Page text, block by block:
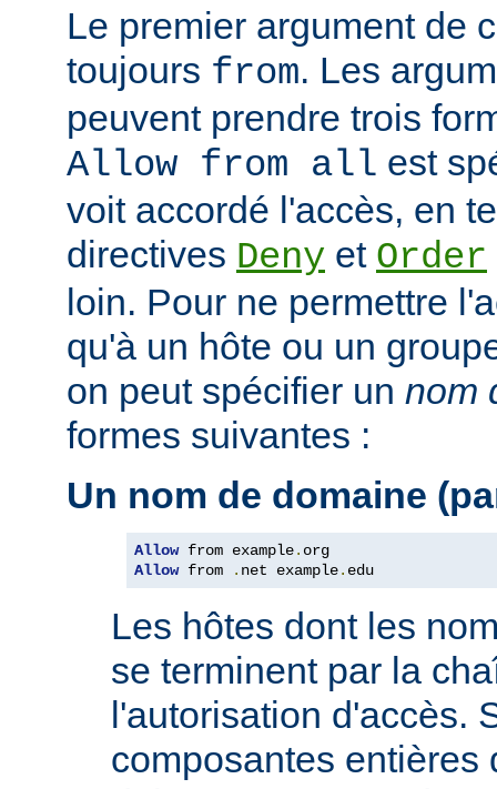
Le premier argument de
toujours from. Les
peuvent prendre trois
Allow from all est
voit accordé l'accès, en
directives Deny et Order
loin. Pour ne permettre
qu'à un hôte ou un
on peut spécifier un nom
formes suivantes :
Un nom de domaine
Allow from example.
Allow from . net example. edu
Les hôtes dont les
se terminent par la
l'autorisation d'accès.
composantes entières